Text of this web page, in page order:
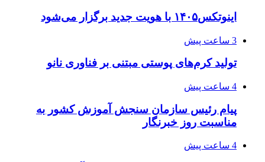
اینوتکس۱۴۰۵ با هویت جدید برگزار می‌شود
3 ساعت پیش
تولید کرم‌های پوستی مبتنی بر فناوری نانو
4 ساعت پیش
پیام رئیس سازمان سنجش آموزش کشور به
مناسبت روز خبرنگار
4 ساعت پیش